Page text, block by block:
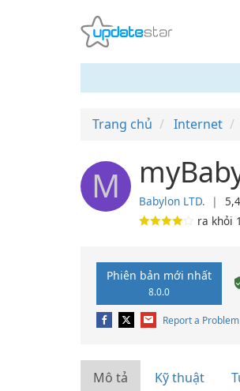
Trang chủ Internet
M Babylon LTD. ❘
ra khỏi
Phiên bản mới nhất
8.0.0
Report a Problem
Mô tả Kỹ thuật